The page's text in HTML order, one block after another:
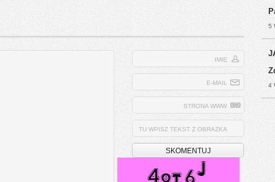
IMIĘ
E-MAIL
STRONA WWW
TU WPISZ TEKST Z OBRAZKA
5
4